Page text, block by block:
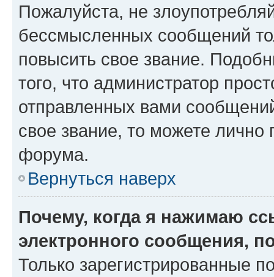
Пожалуйста, не
бессмысленных сообщений
повысить свое звание.
того, что администратор
отправленных вами
свое звание, то можете лично
форума.
Вернуться наверх
Почему, когда я нажимаю
электронного сообщения,
Только зарегистрированные